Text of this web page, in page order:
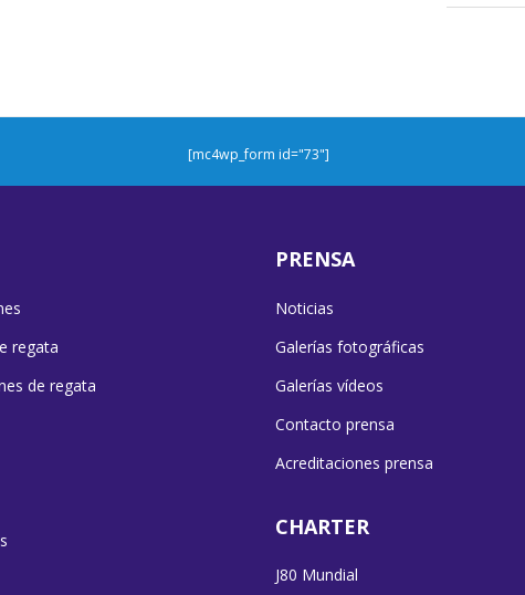
[mc4wp_form id="73"]
regata
de regata
PRENSA
Noticias
Galerías fotográficas
Galerías vídeos
Contacto prensa
Acreditaciones prensa
CHARTER
J80 Mundial